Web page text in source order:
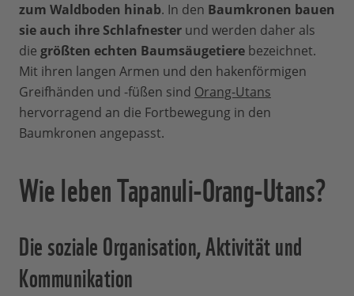
zum Waldboden hinab. In den Baumkronen bauen
sie auch ihre Schlafnester und werden daher als
die größten echten Baumsäugetiere bezeichnet.
Mit ihren langen Armen und den hakenförmigen
Greifhänden und -füßen sind Orang-Utans
hervorragend an die Fortbewegung in den
Baumkronen angepasst.
Wie leben Tapanuli-Orang-Utans?
Die soziale Organisation, Aktivität und
Kommunikation